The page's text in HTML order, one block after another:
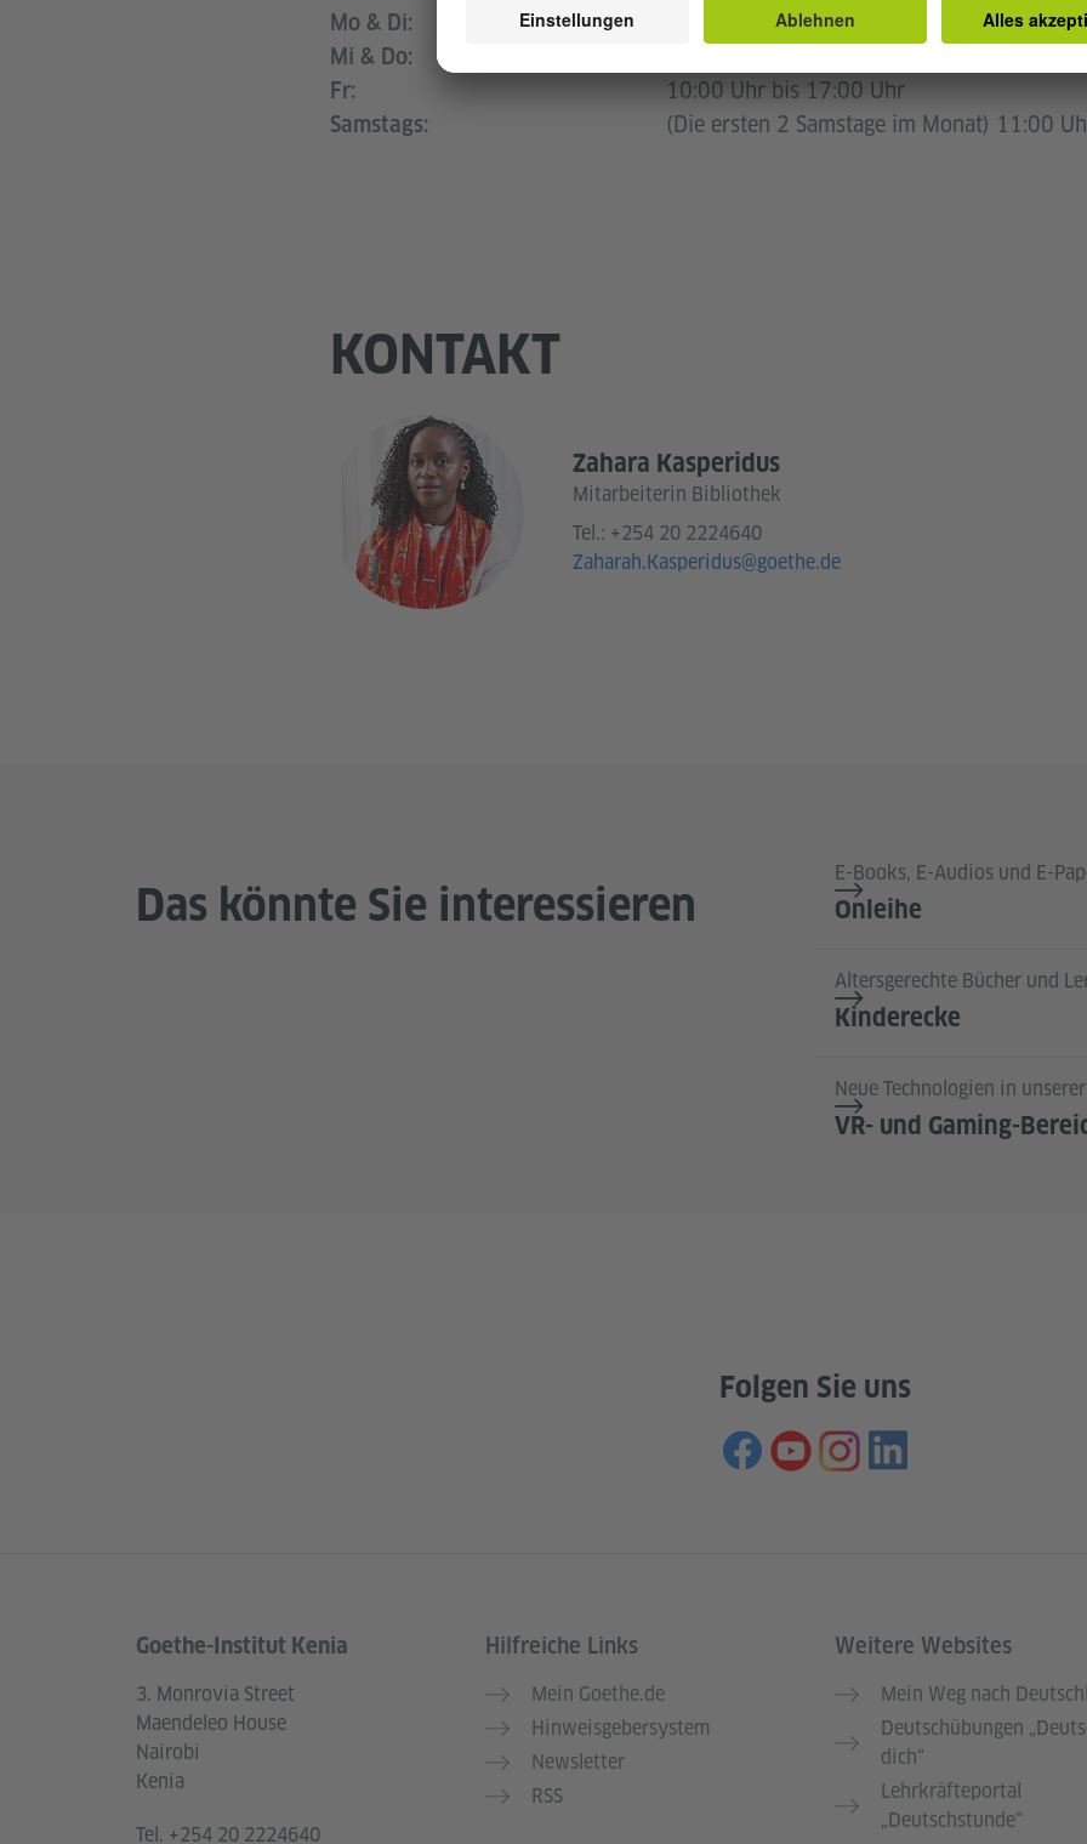
Mo & Di: 09:00 Uhr bis 18:00 Uhr
Mi & Do:
Fr: 10:00 Uhr bis 17:00 Uhr
Samstags: (Die ersten 2 Samstage im Monat) 11:00
KONTAKT
Zahara Kasperidus
Mitarbeiterin Bibliothek
Tel.: +254 20 2224640
Zaharah.Kasperidus@goethe.de
Das könnte Sie interessieren
E-Books, E-Audios und E-
Onleihe
Altersgerechte Bücher und
Kinderecke
Neue Technologien in
VR- und Gaming-
Folgen Sie uns
Service- und Informationsbereich
Goethe-Institut Kenia
3. Monrovia Street
Maendeleo House
Nairobi
Kenia
Tel. +254 20 2224640
Hilfreiche Links
Mein Goethe.de
Hinweisgebersystem
Newsletter
RSS
Weitere Websites
Mein Weg nach
Deutschübungen
dich“
Lehrkräfteportal
„Deutschstunde“